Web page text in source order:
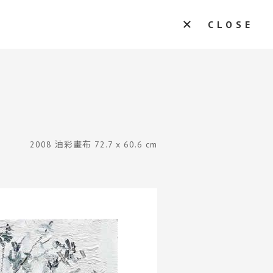
CLOSE
2008 油彩畫布 72.7 x 60.6 cm